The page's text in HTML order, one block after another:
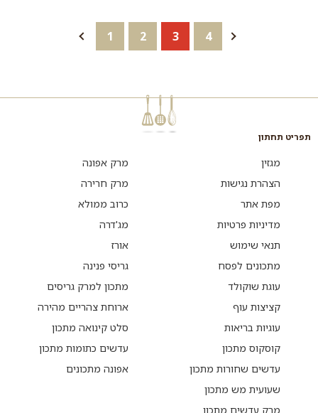
1 2 3 4
תפריט תחתון
מגזין
הצהרת נגישות
מפת אתר
מדיניות פרטיות
תנאי שימוש
מתכונים לפסח
עוגת שוקולד
קציצות עוף
עוגיות בריאות
קוסקוס מתכון
עדשים שחורות מתכון
שעועית מש מתכון
מרק עדשים מתכון
מרק אפונה
מרק חרירה
כרוב ממולא
מג'דרה
אורז
גריסי פנינה
מתכון למרק גריסים
ארוחת צהריים מהירה
סלט קינואה מתכון
עדשים כתומות מתכון
אפונה מתכונים